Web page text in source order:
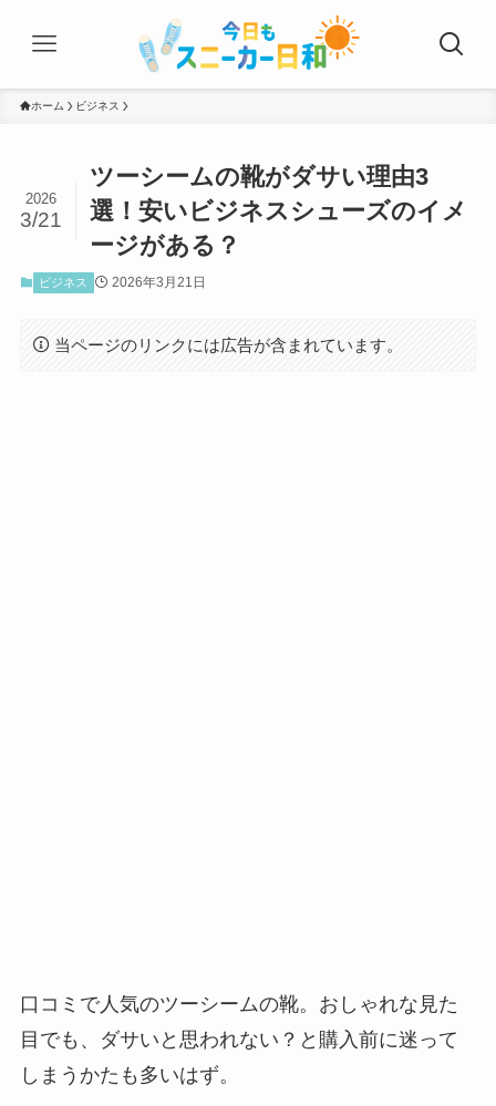
ホーム ビジネス
ツーシームの靴がダサい理由3
選！安いビジネスシューズのイメ
ージがある？
2026
3/21
ビジネス 2026年3月21日
当ページのリンクには広告が含まれています。
口コミで人気のツーシームの靴。おしゃれな見た
目でも、ダサいと思われない？と購入前に迷って
しまうかたも多いはず。